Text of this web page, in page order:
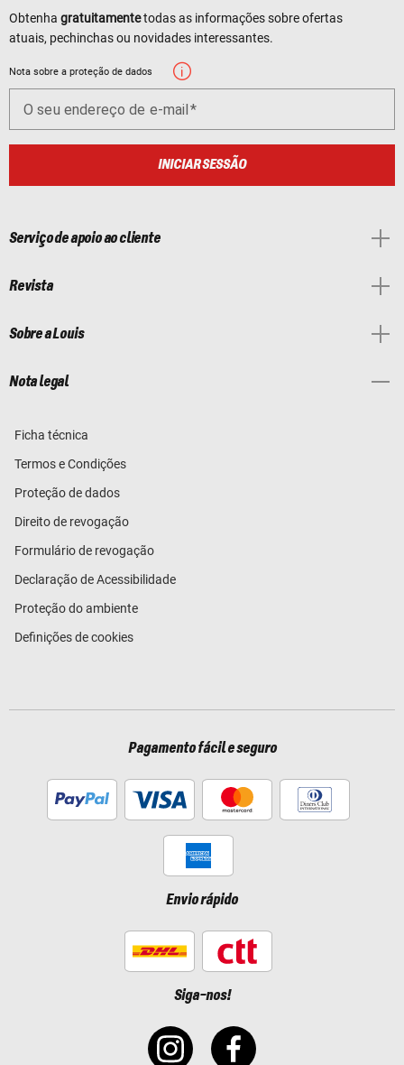
Obtenha gratuitamentetodas as informações sobre ofertas
atuais, pechinchas ou novidades interessantes.
Nota sobre a proteção de dados
O seu endereço de e-mail
INICIAR SESSÃO
Serviço de apoio ao cliente
Revista
Sobre a Louis
Nota legal
Ficha técnica
Termos e Condições
Proteção de dados
Direito de revogação
Formulário de revogação
Declaração de Acessibilidade
Proteção do ambiente
Definições de cookies
Pagamento fácil e seguro
Envio rápido
Siga-nos!